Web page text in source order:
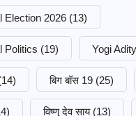
Election 2026 (13)
Politics (19) Yogi
बिग बॉस 19 (25)
विष्णु देव साय (13)